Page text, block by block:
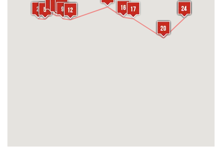
Änderungen der Route und der Reisedauer sind
selbstverständlich möglich. Wir gestalten Ihre
zu 100 % persönlich nach Ihren Wünschen